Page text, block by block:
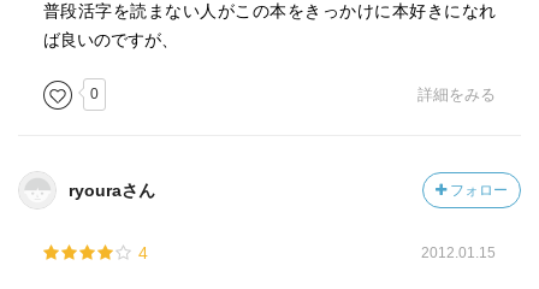
普段活字を読まない人がこの本をきっかけに本好きになれ
ば良いのですが、
0 詳細をみる
ryouraさん フォロー
4 2012.01.15